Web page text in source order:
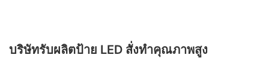
บริษัทรับผลิตป้าย LED สั่งทำคุณภาพสูง